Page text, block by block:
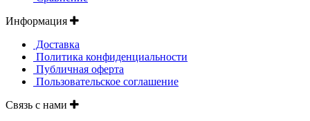
Информация
Доставка
Политика конфиденциальности
Публичная оферта
Пользовательское соглашение
Связь с нами